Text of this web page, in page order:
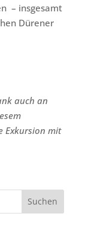
– insgesamt
Dürener
auch an
Exkursion mit